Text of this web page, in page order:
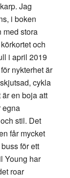
Jag
i boken
med stora
och
i april 2019
nykterhet är
cykla
en boja att
egna
stil. Det
får mycket
för ett
Young har
roar